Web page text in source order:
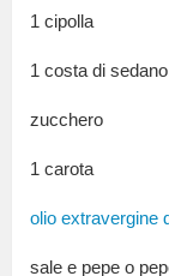
1 cipolla
1 costa di sedano
zucchero
1 carota
olio extravergine
sale e pepe o